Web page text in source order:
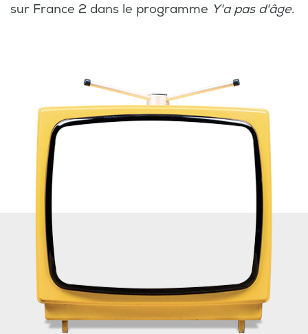
sur France 2 dans le programme Y'a pas d'âge.